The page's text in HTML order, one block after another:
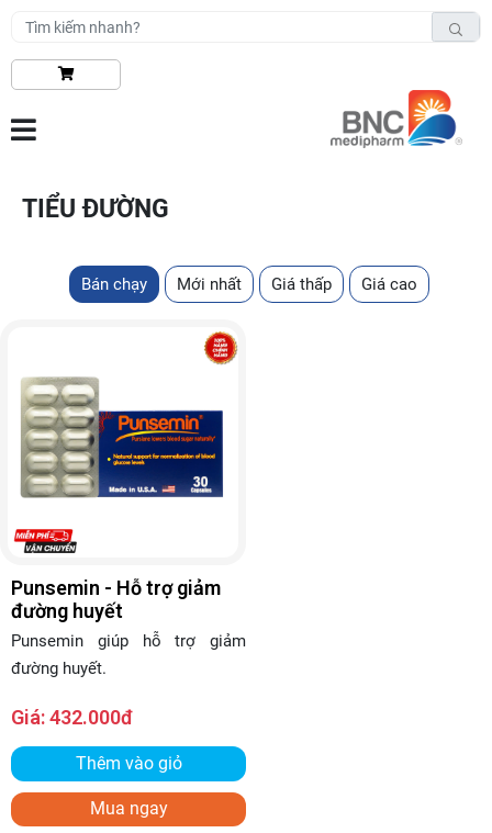
TIỂU ĐƯỜNG
Bán chạy Mới nhất Giá thấp Giá cao
Punsemin - Hỗ trợ giảm
đường huyết
Punsemin giúp hỗ trợ giảm
đường huyết.
Giá:432.000đ
Thêm vào giỏ
Mua ngay